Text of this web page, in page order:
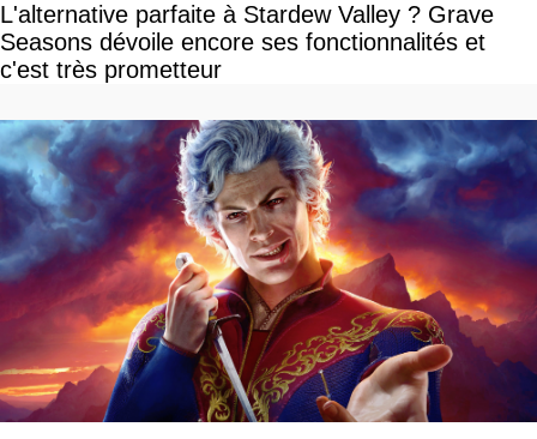
L'alternative parfaite à Stardew Valley ? Grave
Seasons dévoile encore ses fonctionnalités et
c'est très prometteur